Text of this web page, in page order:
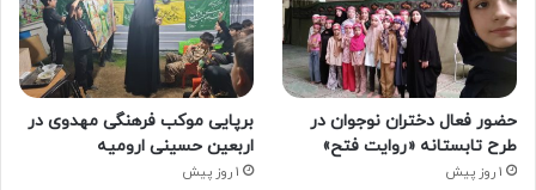
حضور فعال دختران نوجوان در
طرح تابستانه «روایت فتح»
1 روز پیش
برپایی موکب فرهنگی مهدوی در
اربعین حسینی ارومیه
1 روز پیش